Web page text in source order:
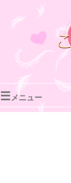
☰ メニュー